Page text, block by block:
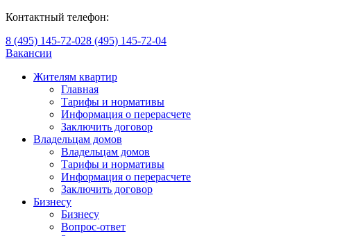
Контактный телефон:
8 (495) 145-72-028 (495) 145-72-04
Вакансии
Жителям квартир
Главная
Тарифы и нормативы
Информация о перерасчете
Заключить договор
Владельцам домов
Владельцам домов
Тарифы и нормативы
Информация о перерасчете
Заключить договор
Бизнесу
Бизнесу
Вопрос-ответ